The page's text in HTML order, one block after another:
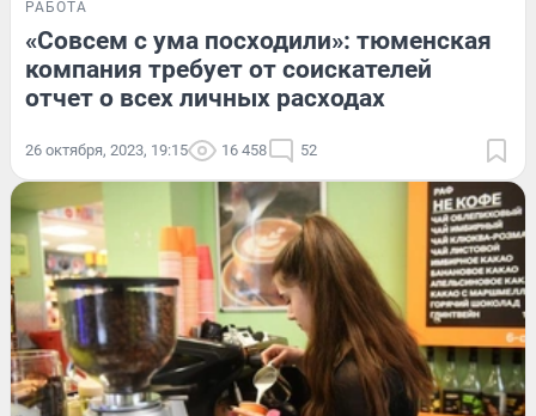
РАБОТА
«Совсем с ума посходили»: тюменская
компания требует от соискателей
отчет о всех личных расходах
26 октября, 2023, 19:15 16 458 52